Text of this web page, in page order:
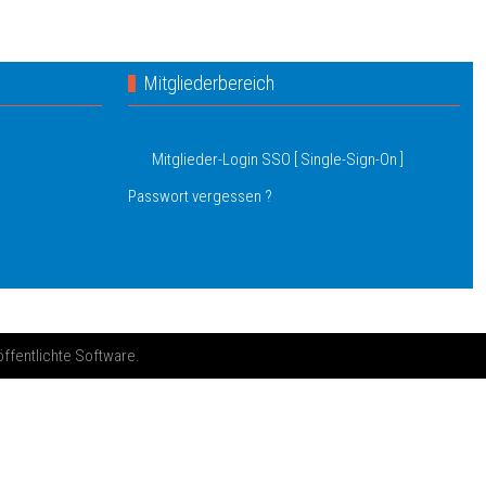
Mitgliederbereich
Mitglieder-Login SSO [ Single-Sign-On ]
Passwort vergessen ?
Software.